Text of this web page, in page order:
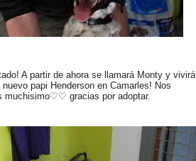
A partir de ahora se llamará Monty y vivirá
papi Henderson en Camarles! Nos
muchisimo♡♡ gracias por adoptar.